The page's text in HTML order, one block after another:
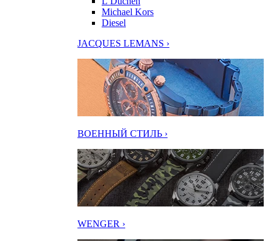
Michael Kors
Diesel
JACQUES LEMANS ›
ВОЕННЫЙ СТИЛЬ ›
WENGER ›